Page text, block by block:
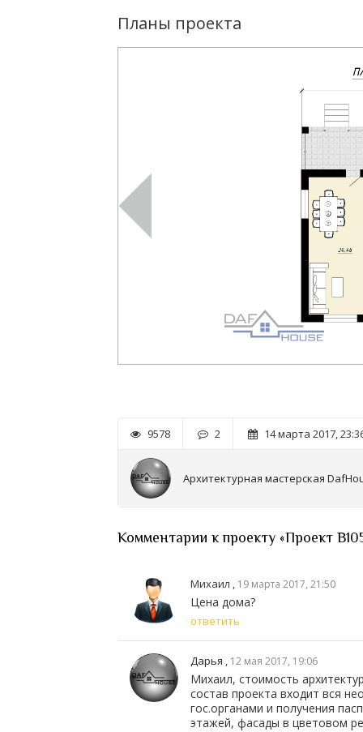
Планы проекта
9578 2 14 марта 2017,
Архитектурная мастерская
Комментарии к проекту «Проект
Михаил , 19 марта 2017, 21:50
Цена дома?
ответить
Дарья , 12 мая 2017, 19:06
Михаил, стоимость
состав проекта входит вся
гос.органами и получения
этажей, фасады в цветовом